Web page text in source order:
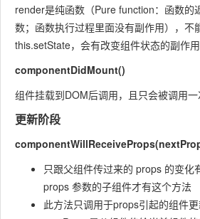
render是纯函数（Pure function：函数的
数；函数执行过程里面没有副作用），不
this.setState，会有改变组件状态的副作用
componentDidMount()
组件挂载到DOM后调用，且只会被调用一
更新阶段
只跟父组件传过来的 props 的变化
props 参数的子组件才有这个方法
此方法只调用于props引起的组件